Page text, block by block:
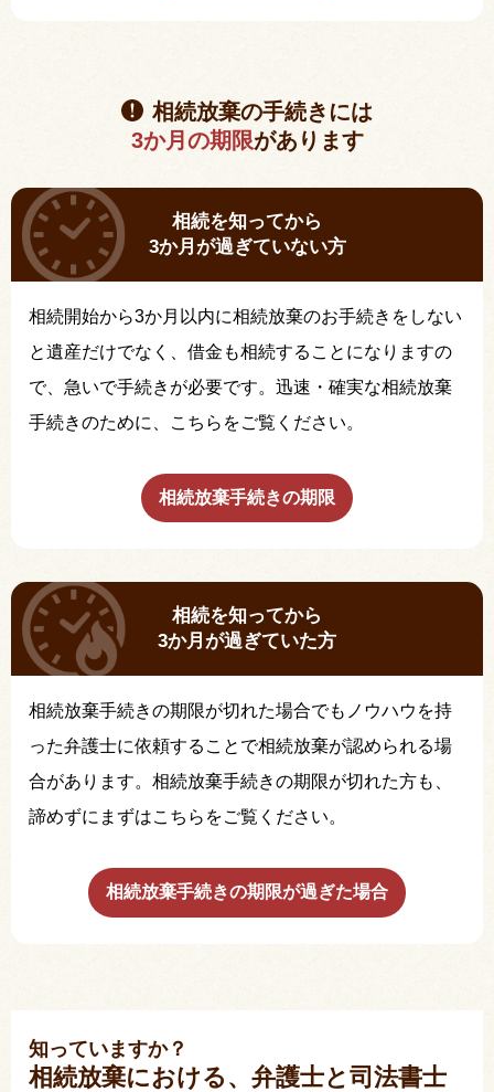
相続放棄の手続きには
3か月の期限があります
相続を知ってから
3か月が過ぎていない方
相続開始から3か月以内に相続放棄のお手続きをしない
と遺産だけでなく、借金も相続することになりますの
で、急いで手続きが必要です。迅速・確実な相続放棄
手続きのために、こちらをご覧ください。
相続放棄手続きの期限
相続を知ってから
3か月が過ぎていた方
相続放棄手続きの期限が切れた場合でもノウハウを持
った弁護士に依頼することで相続放棄が認められる場
合があります。相続放棄手続きの期限が切れた方も、
諦めずにまずはこちらをご覧ください。
相続放棄手続きの期限が過ぎた場合
知っていますか？
相続放棄における、弁護士と司法書士